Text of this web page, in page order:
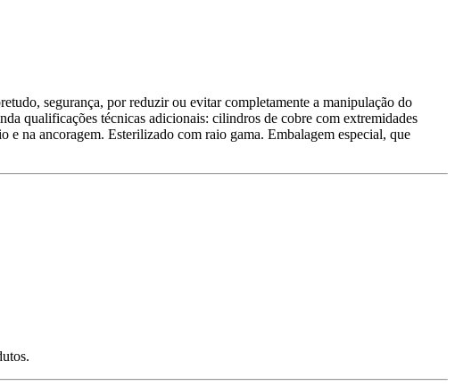
segurança, por reduzir ou evitar completamente a manipulação do
qualificações técnicas adicionais: cilindros de cobre com extremidades
na ancoragem. Esterilizado com raio gama. Embalagem especial, que